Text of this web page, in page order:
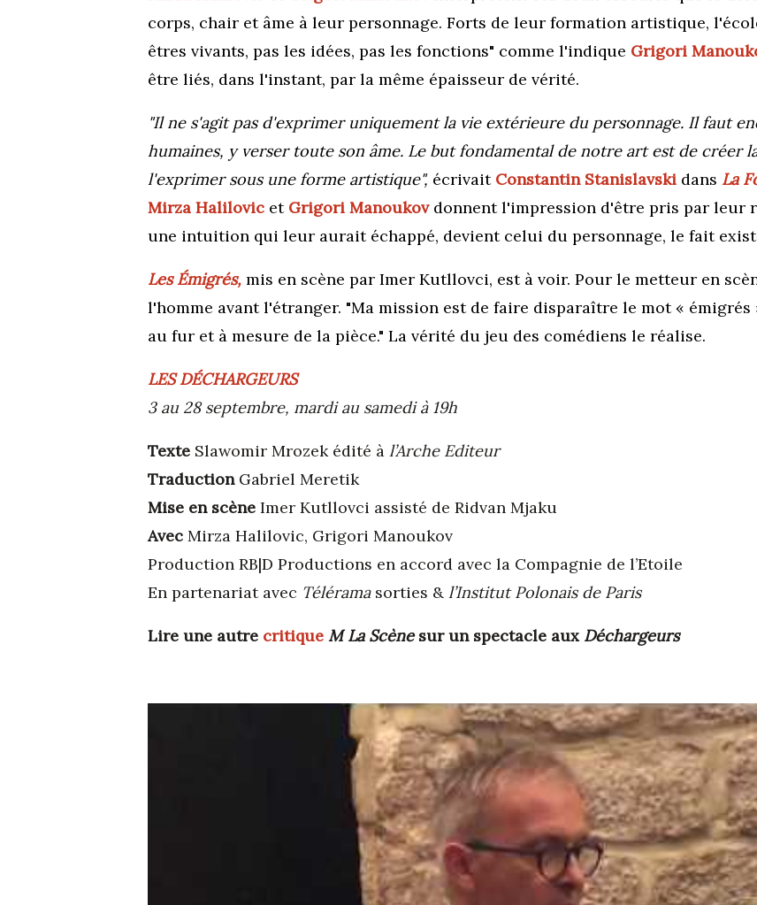
corps, chair et âme à leur personnage. Forts de leur formation artistique,
êtres vivants, pas les idées, pas les fonctions" comme l'indique Grigori
être liés, dans l'instant, par la même épaisseur de vérité.
"Il ne s'agit pas d'exprimer uniquement la vie extérieure du personnage. Il faut
humaines, y verser toute son âme. Le but fondamental de notre art est de créer
l'exprimer sous une forme artistique", écrivaitConstantin Stanislavski dans La
Mirza Halilovic et Grigori Manoukov donnent l'impression d'être pris par leur
une intuition qui leur aurait échappé, devient celui du personnage, le fait
Les Émigrés, mis en scène par Imer Kutllovci, est à voir. Pour le metteur en
l'homme avant l'étranger. "Ma mission est de faire disparaître le mot «
au fur et à mesure de la pièce." La vérité du jeu des comédiens le réalise.
LES DÉCHARGEURS
3 au 28 septembre, mardi au samedi à 19h
Texte Slawomir Mrozek édité à l’Arche Editeur
TraductionGabriel Meretik
Mise en scène Imer Kutllovci assisté de Ridvan Mjaku
Avec Mirza Halilovic, Grigori Manoukov
Production RB|D Productions en accord avec la Compagnie de l’Etoile
En partenariat avec Téléramasorties & l’Institut Polonais de Paris
Lire une autre critique M La Scènesur un spectacle aux Déchargeurs